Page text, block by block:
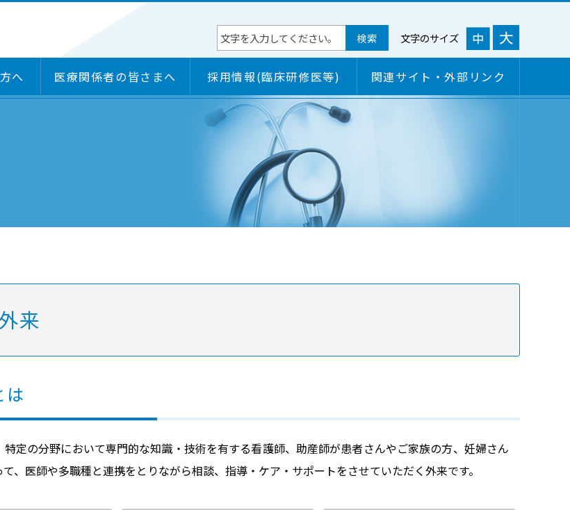
文字のサイズ
概要
へ
ご来院される皆様へ
院のご案内・入退院支援センター
面会について
人情報保護について
師による説明対応時間についてのお願い
「説明と同意」に関するガイドライン
医療関係者の皆さまへ
各学会研修施設認定状況
院の機能・特色
病院情報の公開
採用情報(臨床研修医等) 関連サイト・外部リンク
来
は
特定の分野において専門的な知識・技術を有する看護師、助産師が患者さんやご家族の方、妊婦さん
、医師や多職種と連携をとりながら相談、指導・ケア・サポートをさせていただく外来です。